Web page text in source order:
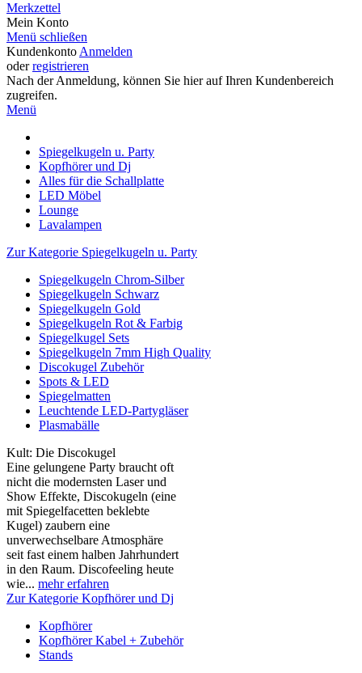
Merkzettel
Mein Konto
Menü schließen
Kundenkonto Anmelden
oderregistrieren
Nach der Anmeldung, können Sie hier auf Ihren Kundenbereich
zugreifen.
Menü
Spiegelkugeln u. Party
Kopfhörer und Dj
Alles für die Schallplatte
LED Möbel
Lounge
Lavalampen
Zur Kategorie Spiegelkugeln u. Party
Spiegelkugeln Chrom-Silber
Spiegelkugeln Schwarz
Spiegelkugeln Gold
Spiegelkugeln Rot & Farbig
Spiegelkugel Sets
Spiegelkugeln 7mm High Quality
Discokugel Zubehör
Spots & LED
Spiegelmatten
Leuchtende LED-Partygläser
Plasmabälle
Kult: Die Discokugel
Eine gelungene Party braucht oft
nicht die modernsten Laser und
Show Effekte, Discokugeln (eine
mit Spiegelfacetten beklebte
Kugel) zaubern eine
unverwechselbare Atmosphäre
seit fast einem halben Jahrhundert
in den Raum. Discofeeling heute
wie... mehr erfahren
Zur Kategorie Kopfhörer und Dj
Kopfhörer
Kopfhörer Kabel + Zubehör
Stands